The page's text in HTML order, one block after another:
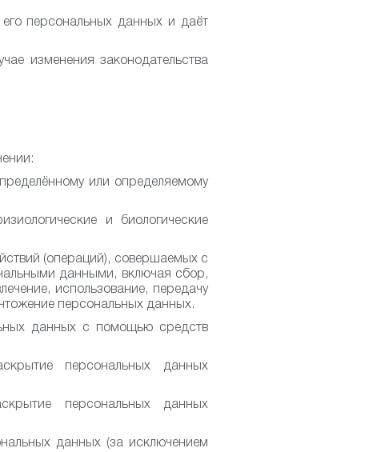
персональных данных и даёт
изменения законодательства
или определяемому
и биологические
(операций), совершаемых с
данными, включая сбор,
использование, передачу
персональных данных.
данных с помощью средств
персональных данных
персональных данных
данных (за исключением